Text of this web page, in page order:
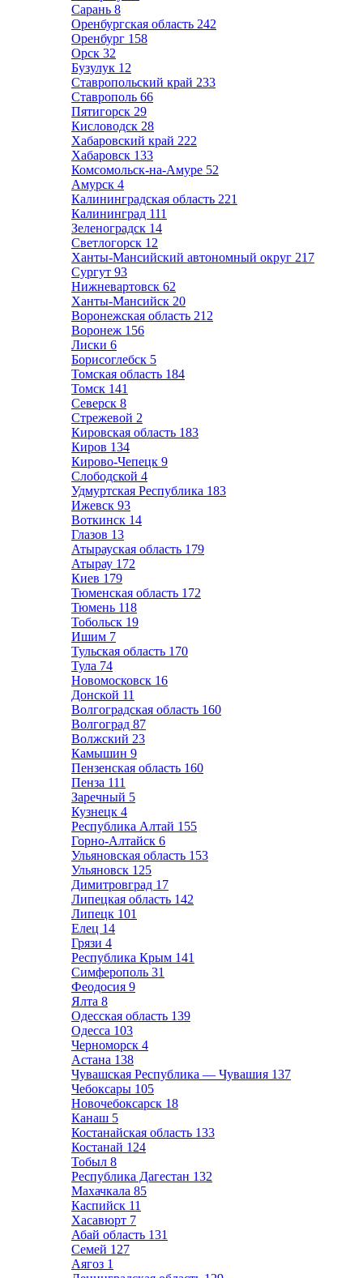
Сарань 8
Оренбургская область 242
Оренбург 158
Орск 32
Бузулук 12
Ставропольский край 233
Ставрополь 66
Пятигорск 29
Кисловодск 28
Хабаровский край 222
Хабаровск 133
Комсомольск-на-Амуре 52
Амурск 4
Калининградская область 221
Калининград 111
Зеленоградск 14
Светлогорск 12
Ханты-Мансийский автономный округ 217
Сургут 93
Нижневартовск 62
Ханты-Мансийск 20
Воронежская область 212
Воронеж 156
Лиски 6
Борисоглебск 5
Томская область 184
Томск 141
Северск 8
Стрежевой 2
Кировская область 183
Киров 134
Кирово-Чепецк 9
Слободской 4
Удмуртская Республика 183
Ижевск 93
Воткинск 14
Глазов 13
Атырауская область 179
Атырау 172
Киев 179
Тюменская область 172
Тюмень 118
Тобольск 19
Ишим 7
Тульская область 170
Тула 74
Новомосковск 16
Донской 11
Волгоградская область 160
Волгоград 87
Волжский 23
Камышин 9
Пензенская область 160
Пенза 111
Заречный 5
Кузнецк 4
Республика Алтай 155
Горно-Алтайск 6
Ульяновская область 153
Ульяновск 125
Димитровград 17
Липецкая область 142
Липецк 101
Елец 14
Грязи 4
Республика Крым 141
Симферополь 31
Феодосия 9
Ялта 8
Одесская область 139
Одесса 103
Черноморск 4
Астана 138
Чувашская Республика — Чувашия 137
Чебоксары 105
Новочебоксарск 18
Канаш 5
Костанайская область 133
Костанай 124
Тобыл 8
Республика Дагестан 132
Махачкала 85
Каспийск 11
Хасавюрт 7
Абай область 131
Семей 127
Аягоз 1